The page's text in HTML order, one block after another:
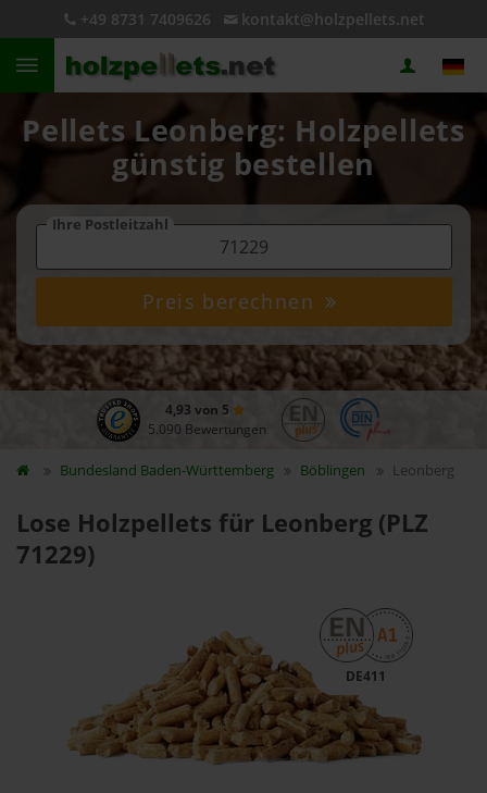
+49 8731 7409626 kontakt@holzpellets.net
Pellets Leonberg: Holzpellets
günstig bestellen
Ihre Postleitzahl
Preis berechnen
4,93 von 5
5.090 Bewertungen
Bundesland Baden-Württemberg Böblingen Leonberg
Lose Holzpellets für Leonberg (PLZ
71229)
DE411